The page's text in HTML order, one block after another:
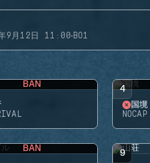
9月12日 11:00·BO1
BAN 4
国境
NOCAP
BAN 9